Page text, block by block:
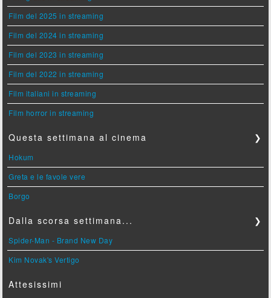
Film del 2025 in streaming
Film del 2024 in streaming
Film del 2023 in streaming
Film del 2022 in streaming
Film italiani in streaming
Film horror in streaming
Questa settimana al cinema ❯
Hokum
Greta e le favole vere
Borgo
Dalla scorsa settimana... ❯
Spider-Man - Brand New Day
Kim Novak's Vertigo
Attesissimi